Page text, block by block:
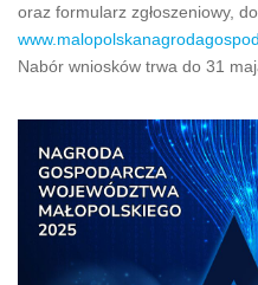
oraz formularz zgłoszeniowy,
Nabór wniosków trwa do 31